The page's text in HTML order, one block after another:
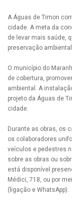
A Águas de Timon
cidade. A meta da
de levar mais saúde,
preservação ambiental.
O município do
de cobertura,
ambiental. A
projeto da Águas de
cidade.
Durante as obras, os
os colaboradores
veículos e pedestres
sobre as obras ou
está disponível
Médici, 718, ou por
(ligação e WhatsApp).